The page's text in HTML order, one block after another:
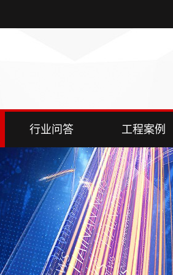
行业问答 工程案例